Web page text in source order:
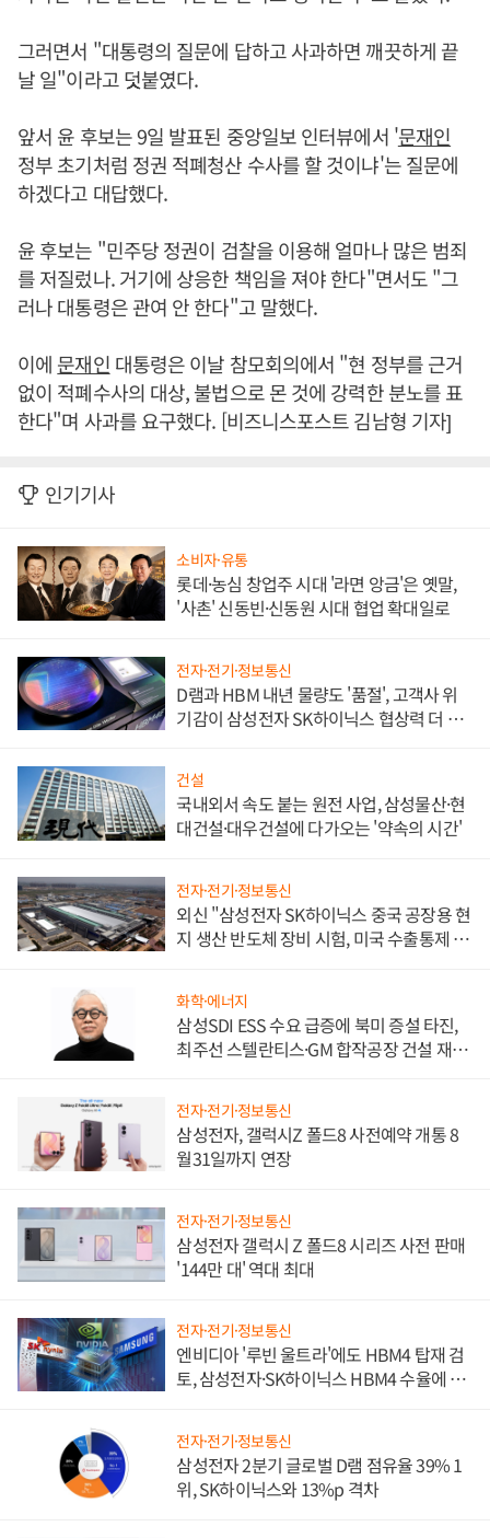
그러면서 "대통령의 질문에 답하고 사과하면 깨끗하게 끝
날 일"이라고 덧붙였다.
앞서 윤 후보는 9일 발표된 중앙일보 인터뷰에서 '문재인
정부 초기처럼 정권 적폐청산 수사를 할 것이냐'는 질문에
하겠다고 대답했다.
윤 후보는 "민주당 정권이 검찰을 이용해 얼마나 많은 범죄
를 저질렀나. 거기에 상응한 책임을 져야 한다"면서도 "그
러나 대통령은 관여 안 한다"고 말했다.
이에 문재인 대통령은 이날 참모회의에서 "현 정부를 근거
없이 적폐수사의 대상, 불법으로 몬 것에 강력한 분노를 표
한다"며 사과를 요구했다. [비즈니스포스트 김남형 기자]
인기기사
소비자·유통
롯데·농심 창업주 시대 '라면 앙금'은 옛말,
'사촌' 신동빈·신동원 시대 협업 확대일로
전자·전기·정보통신
D램과 HBM 내년 물량도 '품절', 고객사 위
기감이 삼성전자 SK하이닉스 협상력 더 키
건설
국내외서 속도 붙는 원전 사업, 삼성물산·현
대건설·대우건설에 다가오는 '약속의 시간'
전자·전기·정보통신
외신 "삼성전자 SK하이닉스 중국 공장용 현
지 생산 반도체 장비 시험, 미국 수출통제 대
화학·에너지
삼성SDI ESS 수요 급증에 북미 증설 타진,
최주선 스텔란티스·GM 합작공장 건설 재추
전자·전기·정보통신
삼성전자, 갤럭시Z 폴드8 사전예약 개통 8
월31일까지 연장
전자·전기·정보통신
삼성전자 갤럭시 Z 폴드8 시리즈 사전 판매
'144만 대' 역대 최대
전자·전기·정보통신
엔비디아 '루빈 울트라'에도 HBM4 탑재 검
토, 삼성전자·SK하이닉스 HBM4 수율에 주
전자·전기·정보통신
삼성전자 2분기 글로벌 D램 점유율 39% 1
위, SK하이닉스와 13%p 격차